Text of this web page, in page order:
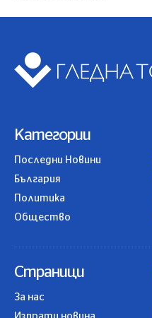
Категории
Последни Новини
България
Политика
Общество
Страници
За нас